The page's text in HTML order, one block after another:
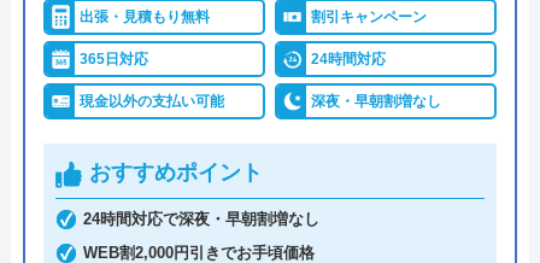
イースマイルがおすすめの理由
イースマイルは対応する自治体で適切な工事ができ
ると認められている水道局指定業者です。
土日祝日・深夜早朝含む24時間365日、いつ相談し
ても割増料金がかからず、作業が始まるまでは一切
出張・見積もり無料 割引キャンペーン
365日対応 24時間対応
現金以外の支払い可能 深夜・早朝割増なし
おすすめポイント
24時間対応で深夜・早朝割増なし
WEB割2,000円引きでお手頃価格